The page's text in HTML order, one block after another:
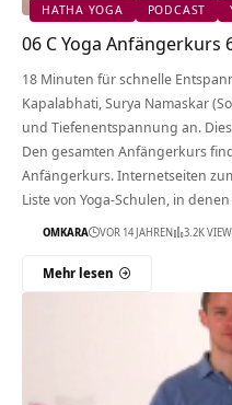
HATHA YOGA PODCAST
06 C Yoga Anfängerkurs
18 Minuten für schnelle
Kapalabhati, Surya Namaskar
und Tiefenentspannung an.
Den gesamten Anfängerkurs
Anfängerkurs. Internetseiten
Liste von Yoga-Schulen, in
OMKARA VOR 14 JAHREN 3.2K
Mehr lesen